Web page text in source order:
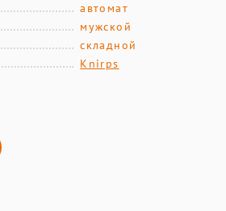
автомат
мужской
складной
Knirps